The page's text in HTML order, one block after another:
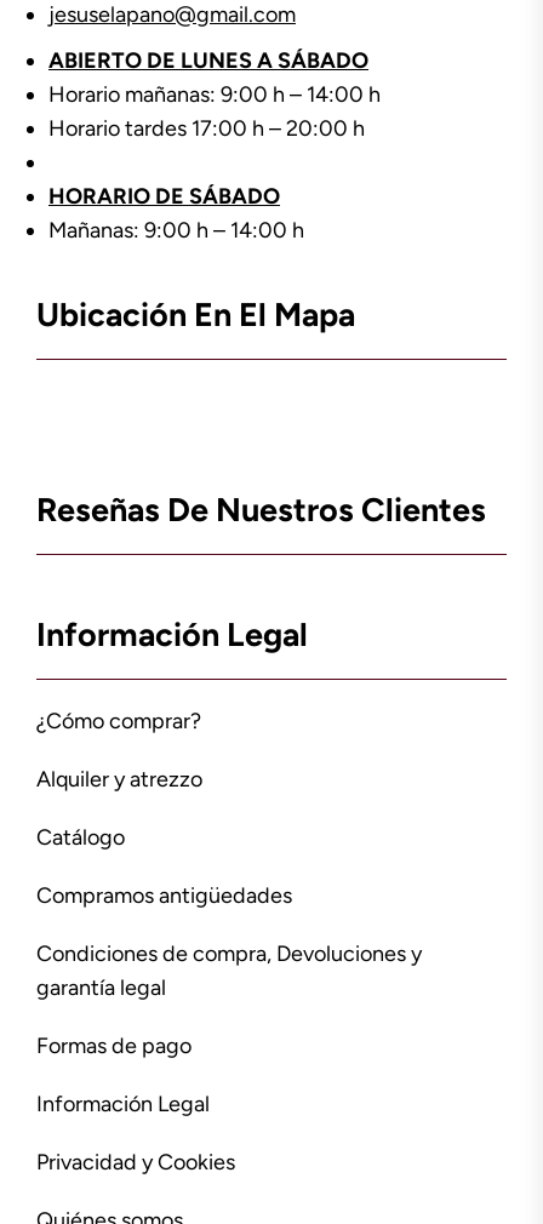
jesuselapano@gmail.com
ABIERTO DE LUNES A SÁBADO
Horario mañanas: 9:00 h – 14:00 h
Horario tardes 17:00 h – 20:00 h
HORARIO DE SÁBADO
Mañanas: 9:00 h – 14:00 h
Ubicación En El Mapa
Reseñas De Nuestros Clientes
Información Legal
¿Cómo comprar?
Alquiler y atrezzo
Catálogo
Compramos antigüedades
Condiciones de compra, Devoluciones y
garantía legal
Formas de pago
Información Legal
Privacidad y Cookies